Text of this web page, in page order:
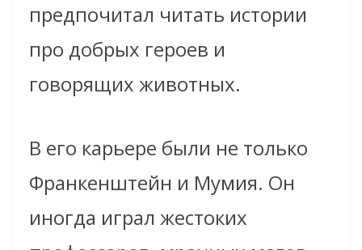
предпочитал читать истории
про добрых героев и
говорящих животных.
В его карьере были не только
Франкенштейн и Мумия. Он
иногда играл жестоких